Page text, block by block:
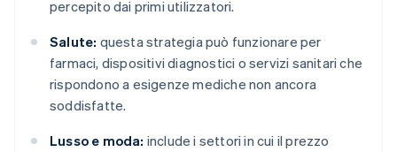
percepito dai primi utilizzatori.
Salute: questa strategia può funzionare per
farmaci, dispositivi diagnostici o servizi sanitari che
rispondono a esigenze mediche non ancora
soddisfatte.
Lusso e moda: include i settori in cui il prezzo